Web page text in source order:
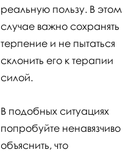
реальную пользу. В этом
случае важно сохранять
терпение и не пытаться
склонить его к терапии
силой.
В подобных ситуациях
попробуйте ненавязчиво
объяснить, что